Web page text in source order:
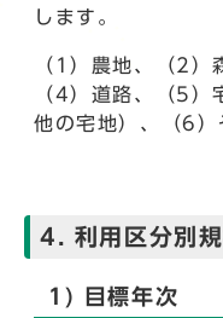
します。
（1）農地、（2）
（4）道路、（5）
他の宅地）、（6）
4. 利用区分別
1) 目標年次